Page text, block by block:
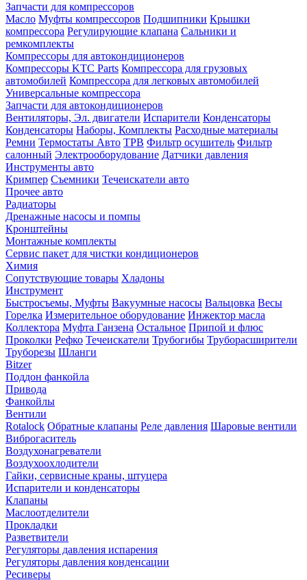
Запчасти для компрессоров
Масло Муфты компрессоров Подшипники Крышки
компрессора Регулирующие клапана Сальники и
ремкомплекты
Компрессоры для автокондиционеров
Компрессоры KTC Parts Компрессора для грузовых
автомобилей Компрессора для легковых автомобилей
Универсальные компрессора
Запчасти для автокондиционеров
Вентиляторы, Эл. двигатели Испарители Конденсаторы
Конденсаторы Наборы, Комплекты Расходные материалы
Ремни Термостаты Авто ТРВ Фильтр осушитель Фильтр
салонный Электрооборудование Датчики давления
Инструменты авто
Кримпер Съемники Течеискатели авто
Прочее авто
Радиаторы
Дренажные насосы и помпы
Кронштейны
Монтажные комплекты
Сервис пакет для чистки кондиционеров
Химия
Сопутствующие товары Хладоны
Инструмент
Быстросъемы, Муфты Вакуумные насосы Вальцовка Весы
Горелка Измерительное оборудование Инжектор масла
Коллектора Муфта Ганзена Остальное Припой и флюс
Проколки Рефко Течеискатели Трубогибы Труборасширители
Труборезы Шланги
Bitzer
Поддон фанкойла
Привода
Фанкойлы
Вентили
Rotalock Обратные клапаны Реле давления Шаровые вентили
Виброгаситель
Воздухонагреватели
Воздухоохлодители
Гайки, сервисные краны, штуцера
Испарители и конденсаторы
Клапаны
Маслоотделители
Прокладки
Разветвители
Регуляторы давления испарения
Регуляторы давления конденсации
Ресиверы